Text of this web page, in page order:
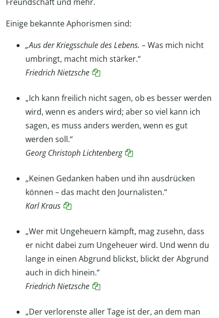
Einige bekannte Aphorismen sind:
„Aus der Kriegsschule des Lebens. – Was mich nicht
umbringt, macht mich stärker.“
Friedrich Nietzsche
„Ich kann freilich nicht sagen, ob es besser werden
wird, wenn es anders wird; aber so viel kann ich
sagen, es muss anders werden, wenn es gut
werden soll.“
Georg Christoph Lichtenberg
„Keinen Gedanken haben und ihn ausdrücken
können – das macht den Journalisten.“
Karl Kraus
„Wer mit Ungeheuern kämpft, mag zusehn, dass
er nicht dabei zum Ungeheuer wird. Und wenn du
lange in einen Abgrund blickst, blickt der Abgrund
auch in dich hinein.“
Friedrich Nietzsche
„Der verlorenste aller Tage ist der, an dem man